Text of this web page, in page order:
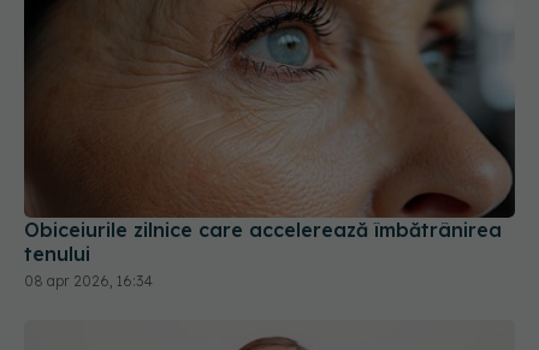
Obiceiurile zilnice care accelerează îmbătrânirea